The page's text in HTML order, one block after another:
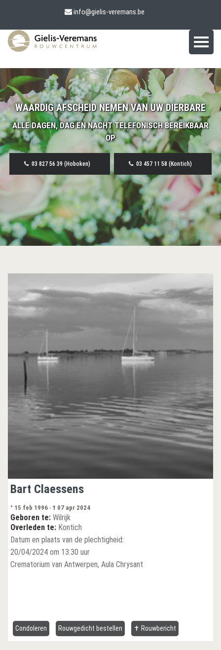
info@gielis-veremans.be
WAARDIG AFSCHEID NEMEN VAN UW DIERBARE
ALLE DAGEN, DAG EN NACHT TELEFONISCH BEREIKBAAR
OP
03 827 56 39 (Hoboken) 03 457 11 58 (Kontich)
Bart Claessens
° 15 feb 1996 - † 07 apr 2024
Geboren te: Wilrijk
Overleden te: Kontich
Datum en plaats van de plechtigheid:
20/04/2024 om 13.30 uur
Crematorium van Antwerpen, Aula Chrysant
Condoleren Rouwgedicht bestellen ✝ Rouwbericht